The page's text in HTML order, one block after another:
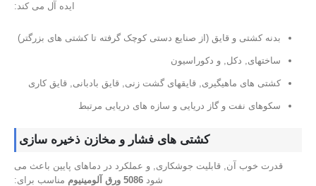
ایده آل می کند:
بدنه کشتی و قایق (از صنایع دستی کوچک گرفته تا کشتی های بزرگتر)
ساختهای, دکل, و دکوراسیون
کشتی های ماهیگیری, قایقهای گشت زنی, قایق بادبانی, قایق کاری
سکوهای نفت و گاز دریایی و سازه های دریایی مرتبط
کشتی های فشار و مخازن ذخیره سازی
قدرت خوب آن, قابلیت جوشکاری, و عملکرد در دماهای پایین باعث می
شود 5086 ورق آلومینیوم مناسب برای: